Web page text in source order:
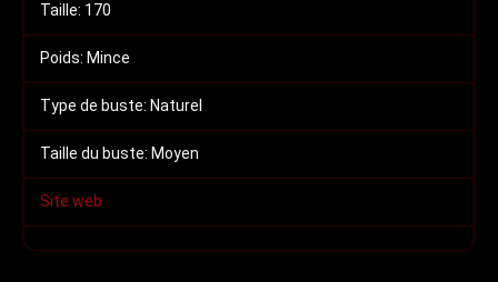
Taille: 170
Poids: Mince
Type de buste: Naturel
Taille du buste: Moyen
Site web